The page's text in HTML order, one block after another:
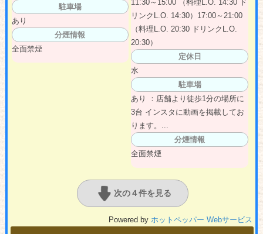
駐車場
あり
分煙情報
全面禁煙
11:30～15:00 （料理L.O. 14:30 ド
リンクL.O. 14:30）17:00～21:00
（料理L.O. 20:30 ドリンクL.O.
20:30）
定休日
水
駐車場
あり ：店舗より徒歩1分の場所に
3台 インスタに動画を掲載してお
ります。...
分煙情報
全面禁煙
次の４件を見る
Powered byホットペッパー Webサービス